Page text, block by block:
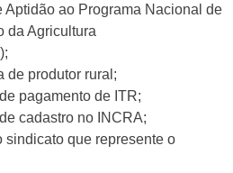
Aptidão ao Programa Nacional de
da Agricultura
de produtor rural;
pagamento de ITR;
cadastro no INCRA;
sindicato que represente o